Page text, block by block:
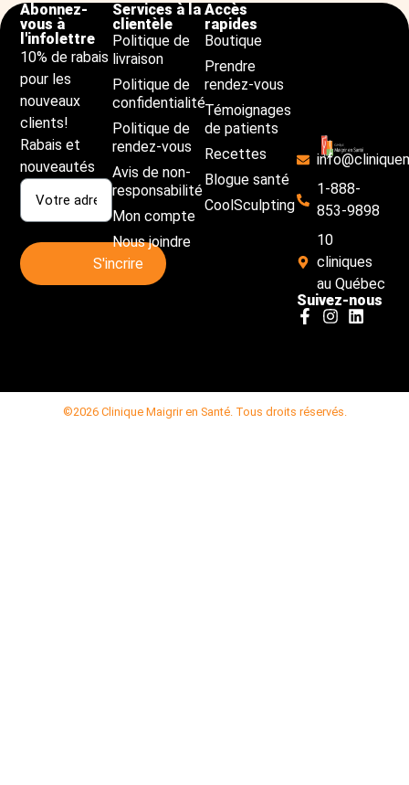
1-888-
853-9898
10
cliniques
au Québec
Suivez-nous
Accès
rapides
Boutique
Prendre
rendez-vous
Témoignages
de patients
Recettes
Blogue santé
CoolSculpting
Services à la
clientèle
Politique de
livraison
Politique de
confidentialité
Politique de
rendez-vous
Avis de non-
responsabilité
Mon compte
Nous joindre
Abonnez-
vous à
l'infolettre
10% de rabais
pour les
nouveaux
clients!
Rabais et
nouveautés
©2026 Clinique Maigrir en Santé. Tous droits réservés.